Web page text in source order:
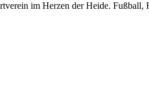
im Herzen der Heide.